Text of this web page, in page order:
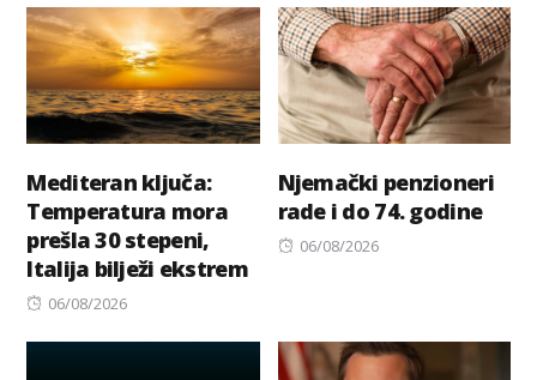
Mediteran ključa:
Temperatura mora
prešla 30 stepeni,
Italija bilježi ekstrem
Posted
06/08/2026
Njemački penzioneri
rade i do 74. godine
Posted
06/08/2026